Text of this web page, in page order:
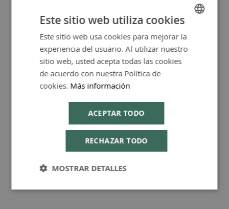
Más Información
Consejos de Compra Producto
SPANISH
ENGLISH
Este sitio web utiliza cookies
Este sitio web usa cookies para mejorar la
experiencia del usuario. Al utilizar nuestro
sitio web, usted acepta todas las cookies
de acuerdo con nuestra Política de
cookies. Más información
ACEPTAR TODO
RECHAZAR TODO
MOSTRAR DETALLES